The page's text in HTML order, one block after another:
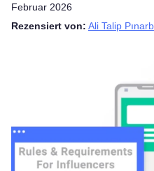
Februar 2026
Rezensiert von: Ali Talip